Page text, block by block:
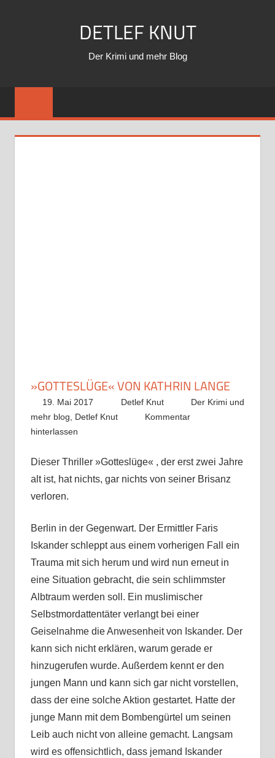
DETLEF KNUT
Der Krimi und mehr Blog
»GOTTESLÜGE« VON KATHRIN LANGE
19. Mai 2017 Detlef Knut
Der Krimi und
mehr blog, Detlef Knut
Kommentar
hinterlassen
Dieser Thriller »Gotteslüge« , der erst zwei Jahre
alt ist, hat nichts, gar nichts von seiner Brisanz
verloren.
Berlin in der Gegenwart. Der Ermittler Faris
Iskander schleppt aus einem vorherigen Fall ein
Trauma mit sich herum und wird nun erneut in
eine Situation gebracht, die sein schlimmster
Albtraum werden soll. Ein muslimischer
Selbstmordattentäter verlangt bei einer
Geiselnahme die Anwesenheit von Iskander. Der
kann sich nicht erklären, warum gerade er
hinzugerufen wurde. Außerdem kennt er den
jungen Mann und kann sich gar nicht vorstellen,
dass der eine solche Aktion gestartet. Hatte der
junge Mann mit dem Bombengürtel um seinen
Leib auch nicht von alleine gemacht. Langsam
wird es offensichtlich, dass jemand Iskander